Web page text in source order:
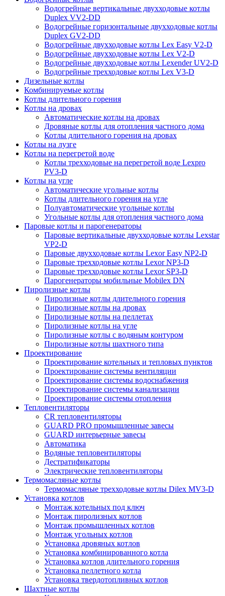
Водогрейные вертикальные двухходовые котлы
Duplex VV2-DD
Водогрейные горизонтальные двухходовые котлы
Duplex GV2-DD
Водогрейные двухходовые котлы Lex Easy V2-D
Водогрейные двухходовые котлы Lex V2-D
Водогрейные двухходовые котлы Lexender UV2-D
Водогрейные трехходовые котлы Lex V3-D
Дизельные котлы
Комбинируемые котлы
Котлы длительного горения
Котлы на дровах
Автоматические котлы на дровах
Дровяные котлы для отопления частного дома
Котлы длительного горения на дровах
Котлы на лузге
Котлы на перегретой воде
Котлы трехходовые на перегретой воде Lexpro
PV3-D
Котлы на угле
Автоматические угольные котлы
Котлы длительного горения на угле
Полуавтоматические угольные котлы
Угольные котлы для отопления частного дома
Паровые котлы и парогенераторы
Паровые вертикальные двухходовые котлы Lexstar
VP2-D
Паровые двухходовые котлы Lexor Easy NP2-D
Паровые трехходовые котлы Lexor NP3-D
Паровые трехходовые котлы Lexor SP3-D
Парогенераторы мобильные Mobilex DN
Пиролизные котлы
Пиролизные котлы длительного горения
Пиролизные котлы на дровах
Пиролизные котлы на пеллетах
Пиролизные котлы на угле
Пиролизные котлы с водяным контуром
Пиролизные котлы шахтного типа
Проектирование
Проектирование котельных и тепловых пунктов
Проектирование системы вентиляции
Проектирование системы водоснабжения
Проектирование системы канализации
Проектирование системы отопления
Тепловентиляторы
CR тепловентиляторы
GUARD PRO промышленные завесы
GUARD интерьерные завесы
Автоматика
Водяные тепловентиляторы
Дестратификаторы
Электрические тепловентиляторы
Термомасляные котлы
Термомасляные трехходовые котлы Dilex MV3-D
Установка котлов
Монтаж котельных под ключ
Монтаж пиролизных котлов
Монтаж промышленных котлов
Монтаж угольных котлов
Установка дровяных котлов
Установка комбинированного котла
Установка котлов длительного горения
Установка пеллетного котла
Установка твердотопливных котлов
Шахтные котлы